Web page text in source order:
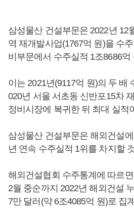
삼성물산 건설부문은 2022년 12
역 재개발사업(1767억 원)을 수
비부문에서 수주실적 1조8686억
이는 2021년(9117억 원)의 두 배
020년 서울 서초동 신반포15차
정비시장에 복귀한 뒤 최대 실적
삼성물산 건설부문은 해외건설
년 연속 수주실적 1위를 차지할
해외건설협회 수주통계에 따르
2월 중순까지 2022년 해외건설
7만 달러(약 6조4085억 원)로 집